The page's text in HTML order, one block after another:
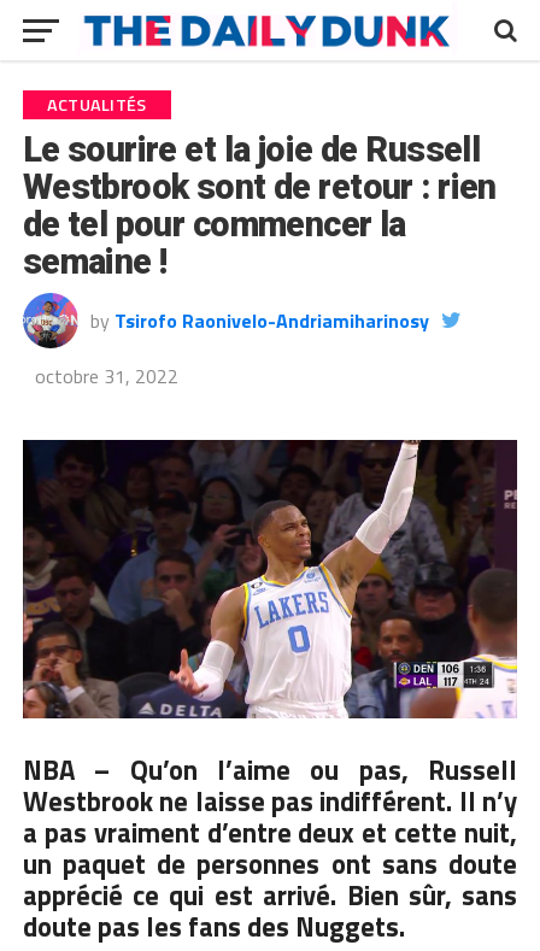
ACTUALITÉS
Le sourire et la joie de Russell
Westbrook sont de retour : rien
de tel pour commencer la
semaine !
by Tsirofo Raonivelo-Andriamiharinosy
octobre 31, 2022
NBA – Qu’on l’aime ou pas, Russell
Westbrookne laisse pas indifférent. Il n’y
a pas vraiment d’entre deux et cette nuit,
un paquet de personnes ont sans doute
apprécié ce qui est arrivé. Bien sûr, sans
doute pas les fans des Nuggets.